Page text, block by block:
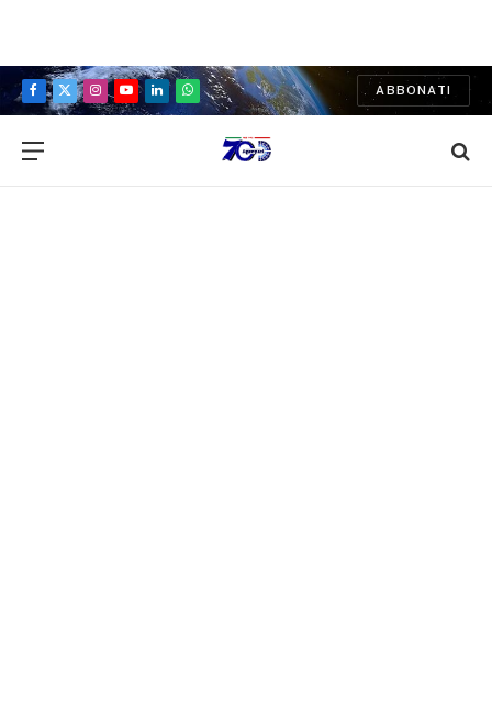
Facebook
X
Instagram
YouTubeLinkedInWhatsApp
ABBONATI